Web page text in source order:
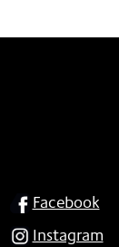
SOCIAL
Facebook
Instagram